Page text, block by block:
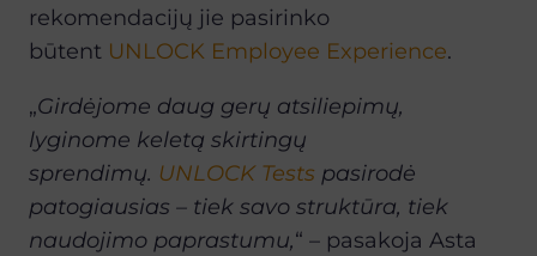
rekomendacijų jie pasirinko
būtent UNLOCK Employee Experience.
„Girdėjome daug gerų atsiliepimų,
lyginome keletą skirtingų
sprendimų. UNLOCK Tests pasirodė
patogiausias – tiek savo struktūra, tiek
naudojimo paprastumu,“ – pasakoja Asta